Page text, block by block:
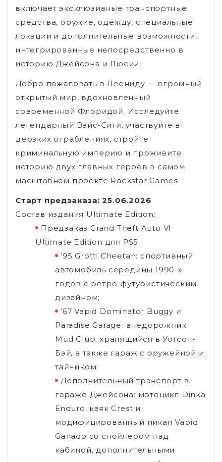
включает эксклюзивные транспортные
средства, оружие, одежду, специальные
локации и дополнительные возможности,
интегрированные непосредственно в
историю Джейсона и Люсии.
Добро пожаловать в Леониду — огромный
открытый мир, вдохновленный
современной Флоридой. Исследуйте
легендарный Вайс-Сити, участвуйте в
дерзких ограблениях, стройте
криминальную империю и проживите
историю двух главных героев в самом
масштабном проекте Rockstar Games.
Старт предзаказа: 25.06.2026
Состав издания Ultimate Edition:
Предзаказ Grand Theft Auto VI
Ultimate Edition для PS5:
’95 Grotti Cheetah: спортивный
автомобиль середины 1990-х
годов с ретро-футуристическим
дизайном;
’67 Vapid Dominator Buggy и
Paradise Garage: внедорожник
Mud Club, хранящийся в Уотсон-
Бэй, а также гараж с оружейной и
тайником;
Дополнительный транспорт в
гараже Джейсона: мотоцикл Dinka
Enduro, каяк Crest и
модифицированный пикап Vapid
Ganado со спойлером над
кабиной, дополнительными